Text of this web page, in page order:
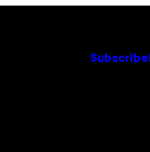
Subscribe